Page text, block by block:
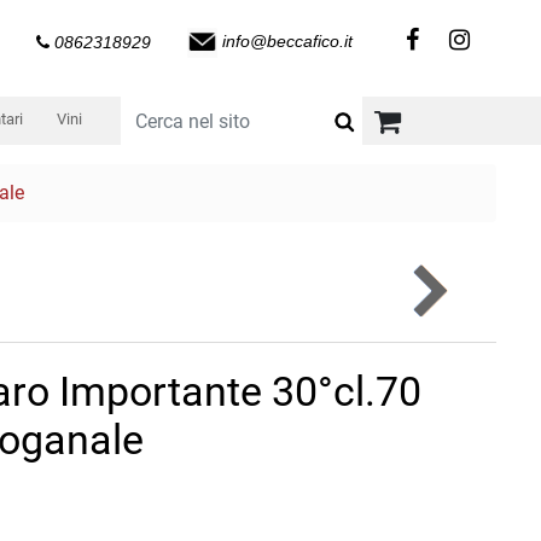
0862318929 info@beccafico.it
Vini
Importante 30°cl.70